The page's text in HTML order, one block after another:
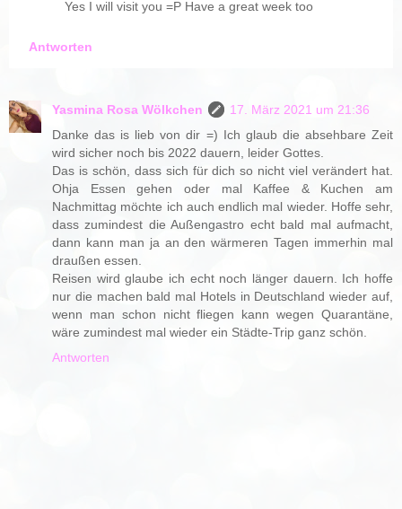
Yes I will visit you =P Have a great week too
Antworten
Yasmina Rosa Wölkchen
17. März 2021 um 21:36
Danke das is lieb von dir =) Ich glaub die absehbare Zeit
wird sicher noch bis 2022 dauern, leider Gottes.
Das is schön, dass sich für dich so nicht viel verändert hat.
Ohja Essen gehen oder mal Kaffee & Kuchen am
Nachmittag möchte ich auch endlich mal wieder. Hoffe sehr,
dass zumindest die Außengastro echt bald mal aufmacht,
dann kann man ja an den wärmeren Tagen immerhin mal
draußen essen.
Reisen wird glaube ich echt noch länger dauern. Ich hoffe
nur die machen bald mal Hotels in Deutschland wieder auf,
wenn man schon nicht fliegen kann wegen Quarantäne,
wäre zumindest mal wieder ein Städte-Trip ganz schön.
Antworten